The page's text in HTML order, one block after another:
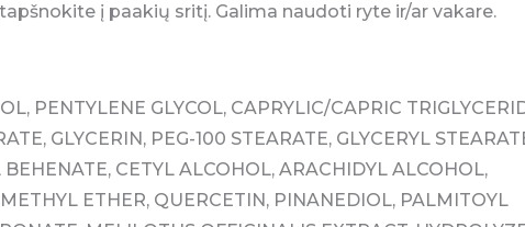
į paakių sritį. Galima naudoti ryte ir/ar vakare.
PENTYLENE GLYCOL, CAPRYLIC/CAPRIC
GLYCERIN, PEG-100 STEARATE, GLYCERYL
CETYL ALCOHOL, ARACHIDYL ALCOHOL,
ETHER, QUERCETIN, PINANEDIOL, PALMITOYL